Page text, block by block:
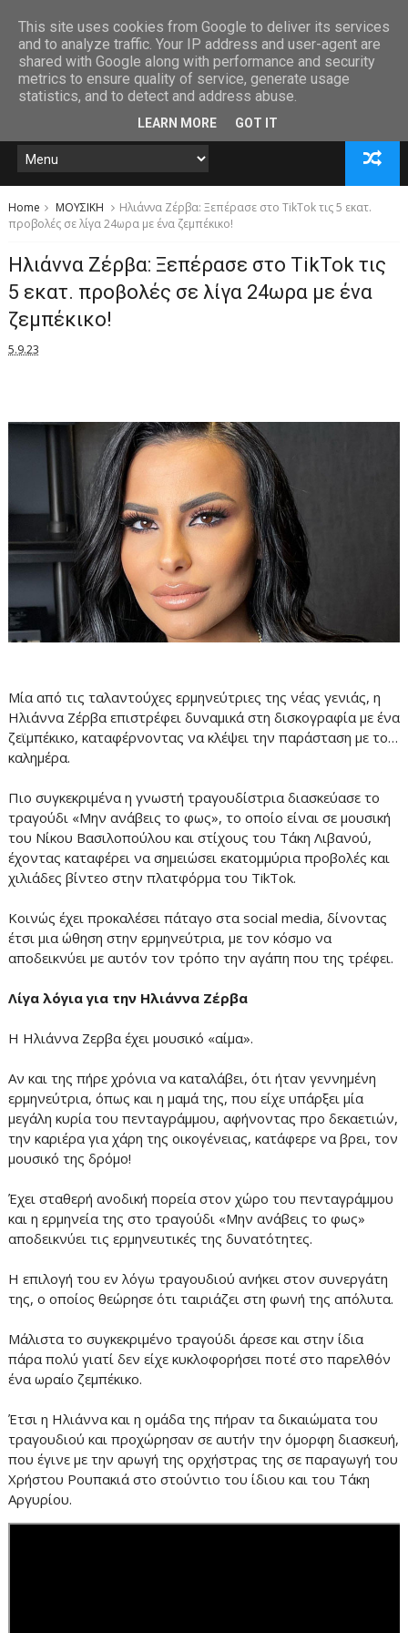
Home ΜΟΥΣΙΚΗ
Ηλιάννα Ζέρβα: Ξεπέρασε στο TikTok τις 5 εκατ.
προβολές σε λίγα 24ωρα με ένα ζεμπέκικο!
Ηλιάννα Ζέρβα: Ξεπέρασε στο TikTok τις
5 εκατ. προβολές σε λίγα 24ωρα με ένα
ζεμπέκικο!
5.9.23
Μία από τις ταλαντούχες ερμηνεύτριες της νέας γενιάς, η
Ηλιάννα Ζέρβα επιστρέφει δυναμικά στη δισκογραφία με ένα
ζεϊμπέκικο, καταφέρνοντας να κλέψει την παράσταση με το…
καλημέρα.
Πιο συγκεκριμένα η γνωστή τραγουδίστρια διασκεύασε το
τραγούδι «Μην ανάβεις το φως», το οποίο είναι σε μουσική
του Νίκου Βασιλοπούλου και στίχους του Τάκη Λιβανού,
έχοντας καταφέρει να σημειώσει εκατομμύρια προβολές και
χιλιάδες βίντεο στην πλατφόρμα του TikΤok.
Κοινώς έχει προκαλέσει πάταγο στα social media, δίνοντας
έτσι μια ώθηση στην ερμηνεύτρια, με τον κόσμο να
αποδεικνύει με αυτόν τον τρόπο την αγάπη που της τρέφει.
Λίγα λόγια για την Ηλιάννα Ζέρβα
Η Ηλιάννα Ζερβα έχει μουσικό «αίμα».
Αν και της πήρε χρόνια να καταλάβει, ότι ήταν γεννημένη
ερμηνεύτρια, όπως και η μαμά της, που είχε υπάρξει μία
μεγάλη κυρία του πενταγράμμου, αφήνοντας προ δεκαετιών,
την καριέρα για χάρη της οικογένειας, κατάφερε να βρει, τον
μουσικό της δρόμο!
Έχει σταθερή ανοδική πορεία στον χώρο του πενταγράμμου
και η ερμηνεία της στο τραγούδι «Μην ανάβεις το φως»
αποδεικνύει τις ερμηνευτικές της δυνατότητες.
Η επιλογή του εν λόγω τραγουδιού ανήκει στον συνεργάτη
της, ο οποίος θεώρησε ότι ταιριάζει στη φωνή της απόλυτα.
Μάλιστα το συγκεκριμένο τραγούδι άρεσε και στην ίδια
πάρα πολύ γιατί δεν είχε κυκλοφορήσει ποτέ στο παρελθόν
ένα ωραίο ζεμπέκικο.
Έτσι η Ηλιάννα και η ομάδα της πήραν τα δικαιώματα του
τραγουδιού και προχώρησαν σε αυτήν την όμορφη διασκευή,
που έγινε με την αρωγή της ορχήστρας της σε παραγωγή του
Χρήστου Ρουπακιά στο στούντιο του ίδιου και του Τάκη
Αργυρίου.
This site uses cookies from Google to deliver its services
and to analyze traffic. Your IP address and user-agent are
shared with Google along with performance and security
metrics to ensure quality of service, generate usage
statistics, and to detect and address abuse.
LEARN MORE GOT IT